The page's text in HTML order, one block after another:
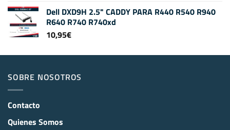
Dell DXD9H 2.5" CADDY PARA R440 R540 R940
R640 R740 R740xd
10,95€
SOBRE NOSOTROS
Contacto
Quienes Somos